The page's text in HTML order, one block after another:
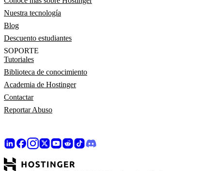
Nuestra tecnología
Blog
Descuento estudiantes
SOPORTE
Tutoriales
Biblioteca de conocimiento
Academia de Hostinger
Contactar
Reportar Abuso